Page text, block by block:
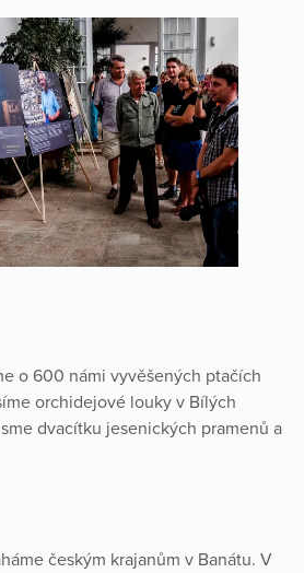
o 600 námi vyvěšených ptačích
orchidejové louky v Bílých
dvacítku jesenických pramenů a
českým krajanům v Banátu. V